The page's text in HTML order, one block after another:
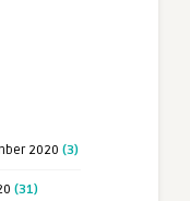
2020 (3)
(31)